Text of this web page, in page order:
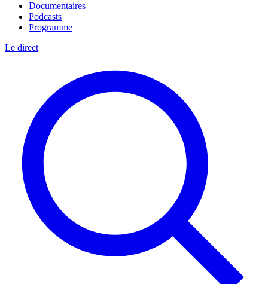
Documentaires
Podcasts
Programme
Le direct